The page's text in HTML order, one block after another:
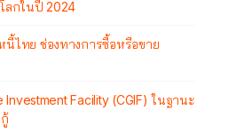
ลกในปี 2024
นี้ไทย ช่องทางการซื้อหรือขาย
Investment Facility (CGIF) ในฐานะ